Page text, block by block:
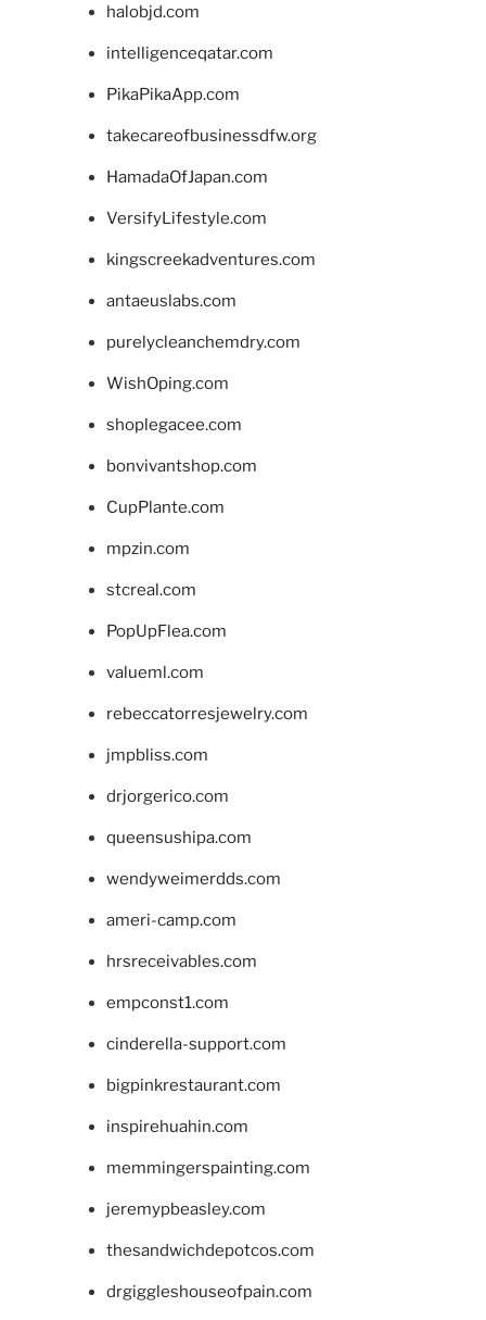
halobjd.com
intelligenceqatar.com
PikaPikaApp.com
takecareofbusinessdfw.org
HamadaOfJapan.com
VersifyLifestyle.com
kingscreekadventures.com
antaeuslabs.com
purelycleanchemdry.com
WishOping.com
shoplegacee.com
bonvivantshop.com
CupPlante.com
mpzin.com
stcreal.com
PopUpFlea.com
valueml.com
rebeccatorresjewelry.com
jmpbliss.com
drjorgerico.com
queensushipa.com
wendyweimerdds.com
ameri-camp.com
hrsreceivables.com
empconst1.com
cinderella-support.com
bigpinkrestaurant.com
inspirehuahin.com
memmingerspainting.com
jeremypbeasley.com
thesandwichdepotcos.com
drgiggleshouseofpain.com